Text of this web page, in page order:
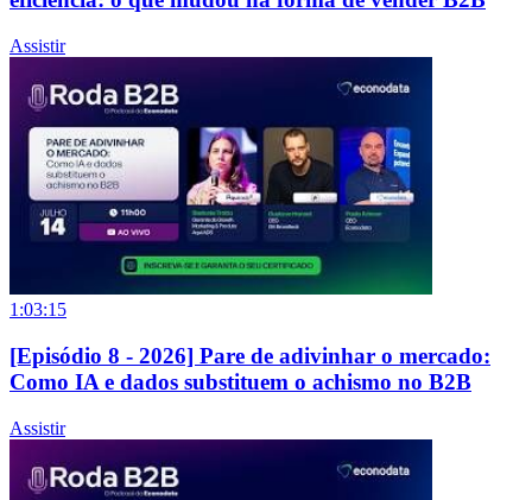
Assistir
1:03:15
[Episódio 8 - 2026] Pare de adivinhar o mercado:
Como IA e dados substituem o achismo no B2B
Assistir